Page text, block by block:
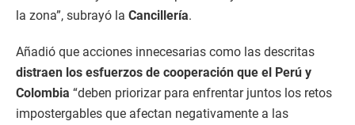
la zona”, subrayó la Cancillería.
Añadió que acciones innecesarias como las descritas
distraen los esfuerzos de cooperación que el Perú y
Colombia “deben priorizar para enfrentar juntos los retos
impostergables que afectan negativamente a las